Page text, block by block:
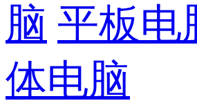
脑 平板电
体电脑